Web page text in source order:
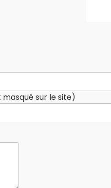
sur le site)